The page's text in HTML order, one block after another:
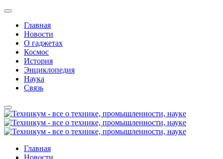
Главная
Новости
О гаджетах
Космос
История
Энциклопедия
Наука
Связь
Главная
Новости